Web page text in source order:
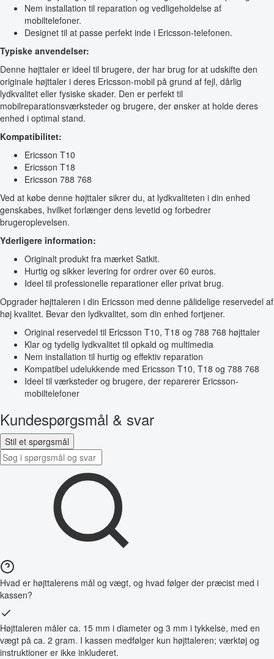
Nem installation til reparation og vedligeholdelse af
mobiltelefoner.
Designet til at passe perfekt inde i Ericsson-telefonen.
Typiske anvendelser:
Denne højttaler er ideel til brugere, der har brug for at udskifte den
originale højttaler i deres Ericsson-mobil på grund af fejl, dårlig
lydkvalitet eller fysiske skader. Den er perfekt til
mobilreparationsværksteder og brugere, der ønsker at holde deres
enhed i optimal stand.
Kompatibilitet:
Ericsson T10
Ericsson T18
Ericsson 788 768
Ved at købe denne højttaler sikrer du, at lydkvaliteten i din enhed
genskabes, hvilket forlænger dens levetid og forbedrer
brugeroplevelsen.
Yderligere information:
Originalt produkt fra mærket Satkit.
Hurtig og sikker levering for ordrer over 60 euros.
Ideel til professionelle reparationer eller privat brug.
Opgrader højttaleren i din Ericsson med denne pålidelige reservedel af
høj kvalitet. Bevar den lydkvalitet, som din enhed fortjener.
Original reservedel til Ericsson T10, T18 og 788 768 højttaler
Klar og tydelig lydkvalitet til opkald og multimedia
Nem installation til hurtig og effektiv reparation
Kompatibel udelukkende med Ericsson T10, T18 og 788 768
Ideel til værksteder og brugere, der reparerer Ericsson-
mobiltelefoner
Kundespørgsmål & svar
Stil et spørgsmål
Hvad er højttalerens mål og vægt, og hvad følger der præcist med i
kassen?
Højttaleren måler ca. 15 mm i diameter og 3 mm i tykkelse, med en
vægt på ca. 2 gram. I kassen medfølger kun højttaleren; værktøj og
instruktioner er ikke inkluderet.